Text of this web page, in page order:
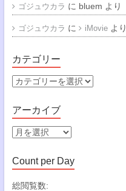
ゴジュウカラ に bluem より
ゴジュウカラ に iMovieより
カテゴリー
カ
ゴ
リ
ー
アーカイブ
ア
カ
イ
ブ
Count per Day
総閲覧数: